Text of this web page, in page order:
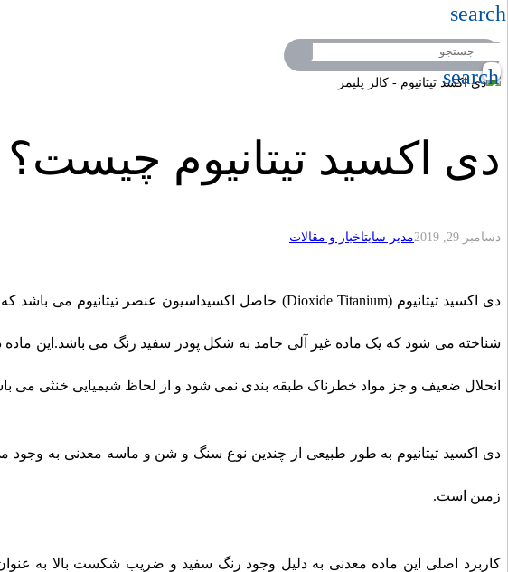
search
search
دی اکسید تیتانیوم چیست؟
دسامبر 29, 2019 مدیر سایتاخبار و مقالات
شناخته می شود که یک ماده غیر آلی جامد به شکل پودر سفید رنگ می باشد.این ماده در
انحلال ضعیف و جز مواد خطرناک طبقه بندی نمی شود و از لحاظ شیمیایی خنثی می
دی اکسید تیتانیوم به طور طبیعی از چندین نوع سنگ و شن و ماسه معدنی به وجود می
زمین است.
کاربرد اصلی این ماده معدنی به دلیل وجود رنگ سفید و ضریب شکست بالا به